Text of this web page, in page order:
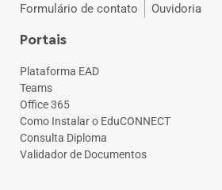
Formulário de contato Ouvidoria
Portais
Plataforma EAD
Teams
Office 365
Como Instalar o EduCONNECT
Consulta Diploma
Validador de Documentos